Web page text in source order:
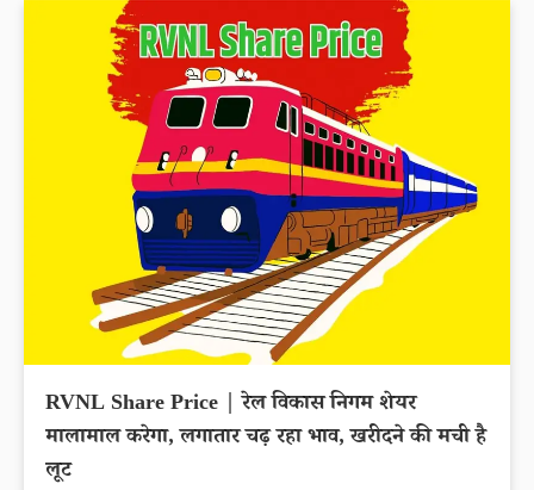
RVNL Share Price | रेल विकास निगम शेयर
मालामाल करेगा, लगातार चढ़ रहा भाव, खरीदने की मची है
लूट